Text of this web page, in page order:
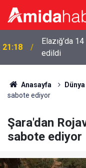
21:18
Elazığ’da
edildi
Anasayfa Dünya
sabote ediyor
Şara'dan
sabote ediyor